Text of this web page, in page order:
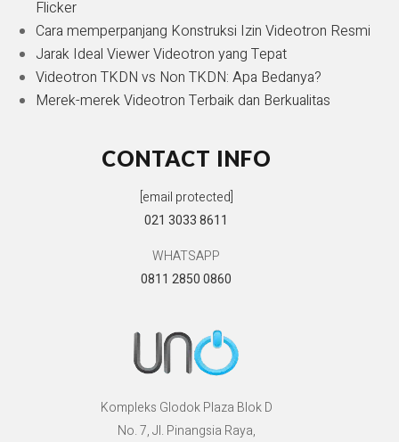
Flicker
Cara memperpanjang Konstruksi Izin Videotron Resmi
Jarak Ideal Viewer Videotron yang Tepat
Videotron TKDN vs Non TKDN: Apa Bedanya?
Merek-merek Videotron Terbaik dan Berkualitas
CONTACT INFO
[email protected]
021 3033 8611
WHATSAPP
0811 2850 0860
Kompleks Glodok Plaza Blok D
No. 7, Jl. Pinangsia Raya,